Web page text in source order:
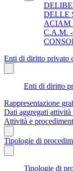
DELLE
ACIAM
C.A.M. -
Enti di diritto privato
Enti di diritto
Rappresentazione
Dati aggregati attività
Attività e
Tipologie di
Tipologie di